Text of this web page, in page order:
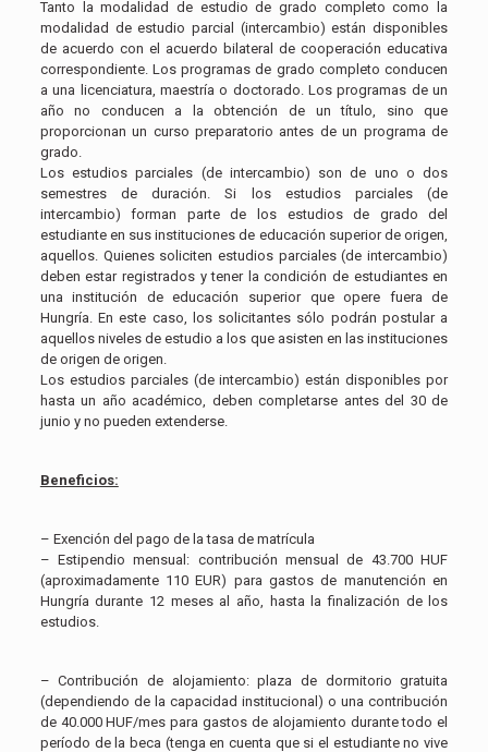
Tanto la modalidad de estudio de grado completo como la
modalidad de estudio parcial (intercambio) están disponibles
de acuerdo con el acuerdo bilateral de cooperación educativa
correspondiente. Los programas de grado completo conducen
a una licenciatura, maestría o doctorado. Los programas de un
año no conducen a la obtención de un título, sino que
proporcionan un curso preparatorio antes de un programa de
grado.
Los estudios parciales (de intercambio) son de uno o dos
semestres de duración. Si los estudios parciales (de
intercambio) forman parte de los estudios de grado del
estudiante en sus instituciones de educación superior de origen,
aquellos. Quienes soliciten estudios parciales (de intercambio)
deben estar registrados y tener la condición de estudiantes en
una institución de educación superior que opere fuera de
Hungría. En este caso, los solicitantes sólo podrán postular a
aquellos niveles de estudio a los que asisten en las instituciones
de origen de origen.
Los estudios parciales (de intercambio) están disponibles por
hasta un año académico, deben completarse antes del 30 de
junio y no pueden extenderse.
Beneficios:
– Exención del pago de la tasa de matrícula
– Estipendio mensual: contribución mensual de 43.700 HUF
(aproximadamente 110 EUR) para gastos de manutención en
Hungría durante 12 meses al año, hasta la finalización de los
estudios.
– Contribución de alojamiento: plaza de dormitorio gratuita
(dependiendo de la capacidad institucional) o una contribución
de 40.000 HUF/mes para gastos de alojamiento durante todo el
período de la beca (tenga en cuenta que si el estudiante no vive